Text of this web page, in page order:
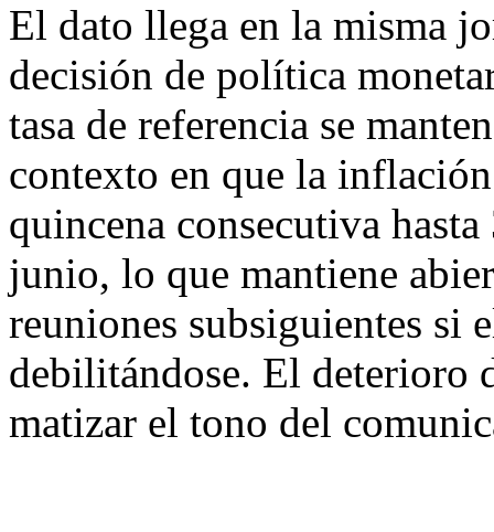
El dato llega en la misma
decisión de política
tasa de referencia se
contexto en que la
quincena consecutiva
junio, lo que mantiene
reuniones subsiguientes si
debilitándose. El deterioro
matizar el tono del